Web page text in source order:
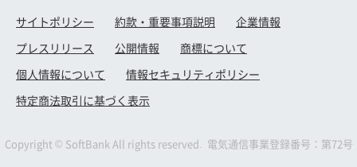
サイトポリシー 約款・重要事項説明
企業情報
プレスリリース
公開情報
商標について
個人情報について
情報セキュリティポリシー
特定商法取引に基づく表示
Copyright © SoftBank All rights reserved. 電気通信事業登録番号：第72号